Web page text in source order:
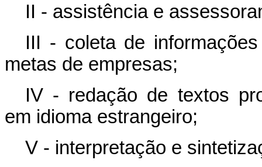
II - assistência e
III - coleta de
metas de empresas;
IV - redação de textos
em idioma estrangeiro;
V - interpretação e